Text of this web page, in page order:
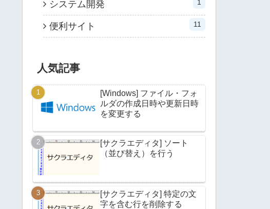
システム開発 1
便利サイト 11
人気記事
[Windows] ファイル・フォ
ルダの作成日時や更新日時
を変更する
[サクラエディタ] ソート
（並び替え）を行う
[サクラエディタ] 特定の文
字を含む行を削除する